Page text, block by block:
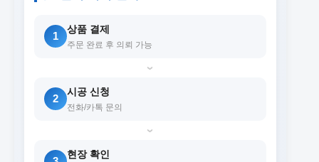
1
상품 결제
주문 완료 후 의뢰 가능
›
2
시공 신청
전화/카톡 문의
›
현장 확인